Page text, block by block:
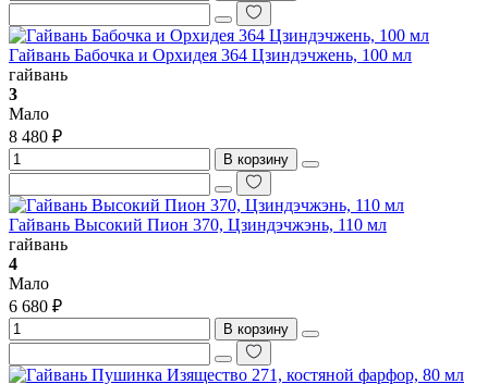
Гайвань Бабочка и Орхидея 364 Цзиндэчжень, 100 мл
гайвань
3
Мало
8 480 ₽
В корзину
Гайвань Высокий Пион 370, Цзиндэчжэнь, 110 мл
гайвань
4
Мало
6 680 ₽
В корзину